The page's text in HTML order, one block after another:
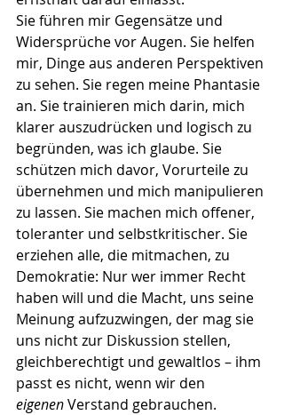
Sie führen mir Gegensätze und
Widersprüche vor Augen. Sie helfen
mir, Dinge aus anderen Perspektiven
zu sehen. Sie regen meine Phantasie
an. Sie trainieren mich darin, mich
klarer auszudrücken und logisch zu
begründen, was ich glaube. Sie
schützen mich davor, Vorurteile zu
übernehmen und mich manipulieren
zu lassen. Sie machen mich offener,
toleranter und selbstkritischer. Sie
erziehen alle, die mitmachen, zu
Demokratie: Nur wer immer Recht
haben will und die Macht, uns seine
Meinung aufzuzwingen, der mag sie
uns nicht zur Diskussion stellen,
gleichberechtigt und gewaltlos – ihm
passt es nicht, wenn wir den
eigenen Verstand gebrauchen.